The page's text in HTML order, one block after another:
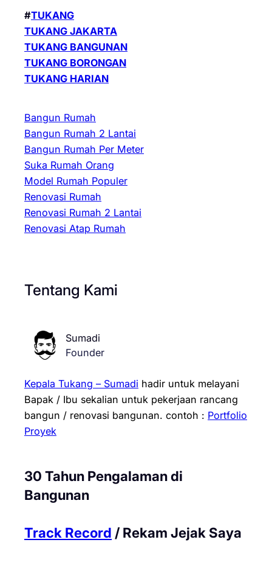
#TUKANG
TUKANG JAKARTA
TUKANG BANGUNAN
TUKANG BORONGAN
TUKANG HARIAN
Bangun Rumah
Bangun Rumah 2 Lantai
Bangun Rumah Per Meter
Suka Rumah Orang
Model Rumah Populer
Renovasi Rumah
Renovasi Rumah 2 Lantai
Renovasi Atap Rumah
Tentang Kami
Sumadi
Founder
Kepala Tukang – Sumadi hadir untuk melayani
Bapak / Ibu sekalian untuk pekerjaan rancang
bangun / renovasi bangunan. contoh : Portfolio
Proyek
30 Tahun Pengalaman di
Bangunan
Track Record / Rekam Jejak Saya